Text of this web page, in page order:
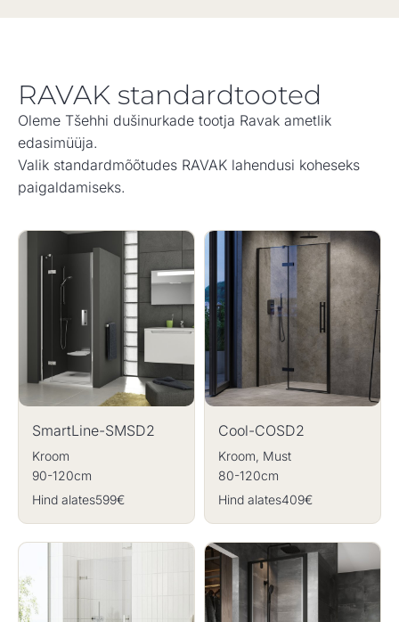
RAVAK standardtooted
Oleme Tšehhi dušinurkade tootja Ravak ametlik
edasimüüja.
Valik standardmõõtudes RAVAK lahendusi koheseks
paigaldamiseks.
SmartLine-SMSD2
Kroom
90-120cm
Hind alates599€
Cool-COSD2
Kroom, Must
80-120cm
Hind alates409€